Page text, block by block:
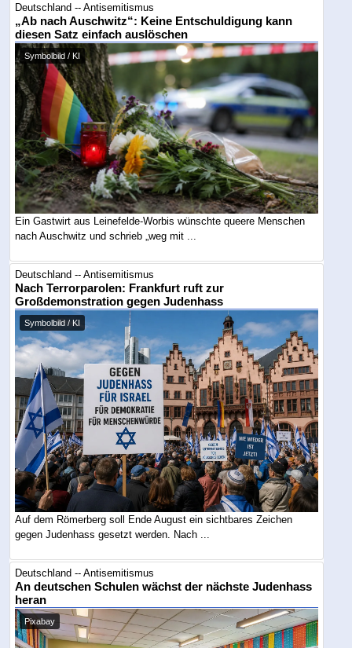
Deutschland -- Antisemitismus
„Ab nach Auschwitz“: Keine Entschuldigung kann
diesen Satz einfach auslöschen
Symbolbild / KI
Ein Gastwirt aus Leinefelde-Worbis wünschte queere Menschen
nach Auschwitz und schrieb „weg mit ...
Deutschland -- Antisemitismus
Nach Terrorparolen: Frankfurt ruft zur
Großdemonstration gegen Judenhass
Symbolbild / KI
Auf dem Römerberg soll Ende August ein sichtbares Zeichen
gegen Judenhass gesetzt werden. Nach ...
Deutschland -- Antisemitismus
An deutschen Schulen wächst der nächste Judenhass
heran
Pixabay